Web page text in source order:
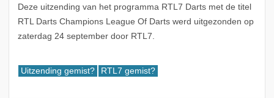
Deze uitzending van het programma RTL7 Darts met de titel
RTL Darts Champions League Of Darts werd uitgezonden op
zaterdag 24 september door RTL7.
Uitzending gemist? RTL7 gemist?